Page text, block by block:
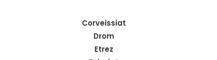
Corveissiat
Drom
Etrez